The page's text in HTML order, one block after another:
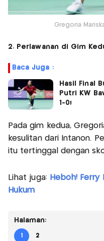
Gregoria
2. Perlawanan di Gim
Baca Juga :
Hasil Final
Putri KW
1-0!
Pada gim kedua,
kesulitan dari Intanon.
itu tertinggal dengan
Lihat juga: Heboh! Ferry
Hukum
Halaman:
1 2